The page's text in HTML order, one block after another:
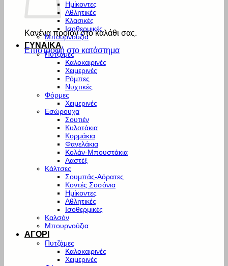
Κανένα προϊόν στο καλάθι σας.
Επιστροφή στο κατάστημα
Ημίκοντες
Αθλητικές
Κλασικές
Ισοθερμικές
Μπουρνούζια
ΓΥΝΑΙΚΑ
Πυτζάμες
Καλοκαιρινές
Χειμερινές
Ρόμπες
Νυχτικές
Φόρμες
Χειμερινές
Εσώρουχα
Σουτιέν
Κυλοτάκια
Κορμάκια
Φανελάκια
Κολάν-Μπουστάκια
Λαστέξ
Κάλτσες
Σουμπάς-Αόρατες
Κοντές Σοσόνια
Ημίκοντες
Αθλητικές
Ισοθερμικές
Καλσόν
Μπουρνούζια
ΑΓΟΡΙ
Πυτζάμες
Καλοκαιρινές
Χειμερινές